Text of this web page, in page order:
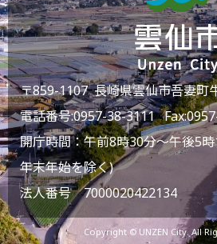
〒859-1107 長崎県雲仙市吾妻町
電話番号:0957-38-3111
開庁時間：午前8時30分～午後5
年末年始を除く)
法人番号 7000020422134
Copyright © UNZEN City. All